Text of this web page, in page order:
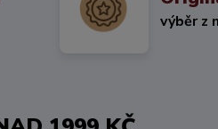
výběr z